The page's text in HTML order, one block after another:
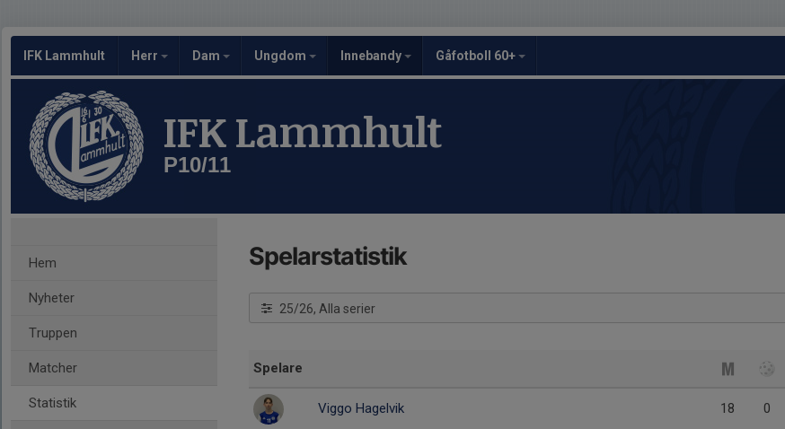
IFK Lammhult Herr Dam Ungdom Innebandy Gåfotboll 60+
IFK Lammhult
P10/11
Hem
Nyheter
Truppen
Matcher
Statistik
Spelarstatistik
25/26, Alla serier
Spelare
Viggo Hagelvik 18 0